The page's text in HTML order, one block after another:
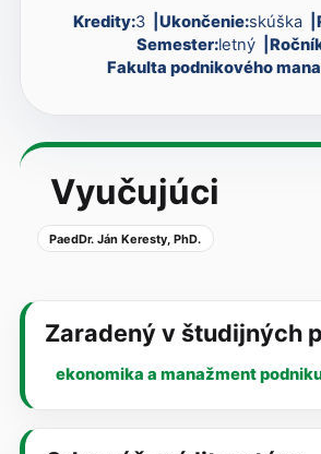
Kredity:3 Ukončenie:skúška
Semester:letný
Fakulta podnikového
Vyučujúci
PaedDr. Ján Keresty, PhD.
Zaradený v študijných
ekonomika a manažment